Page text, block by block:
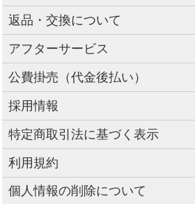
返品・交換について
アフターサービス
公費掛売（代金後払い）
採用情報
特定商取引法に基づく表示
利用規約
個人情報の削除について